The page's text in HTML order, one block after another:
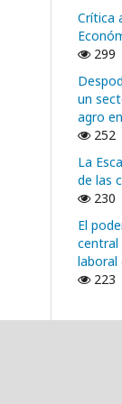
Crítica
299
un
agro
252
La
de las
230
El
central
laboral
223